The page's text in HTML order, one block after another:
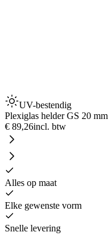
UV-bestendig
Plexiglas helder GS 20 mm
€ 89,26incl. btw
Alles op maat
Elke gewenste vorm
Snelle levering